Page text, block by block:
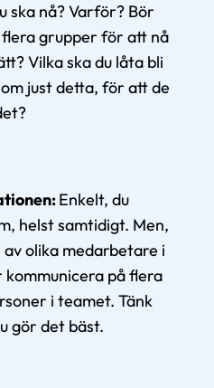
ska nå? Varför? Bör
grupper för att nå
Vilka ska du låta bli
just detta, för att de
Enkelt, du
helst samtidigt. Men,
olika medarbetare i
på flera
i teamet. Tänk
gör det bäst.